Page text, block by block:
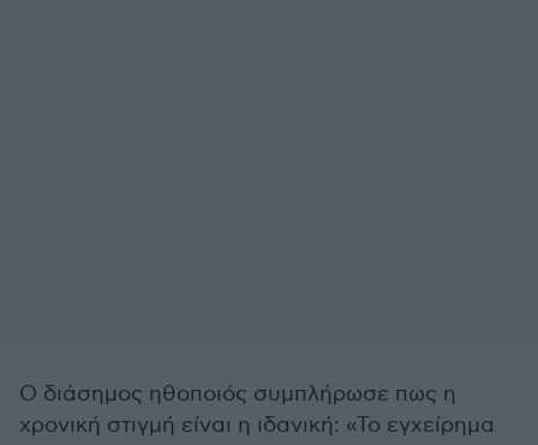
Ο διάσημος ηθοποιός συμπλήρωσε πως η
χρονική στιγμή είναι η ιδανική: «Το εγχείρημα